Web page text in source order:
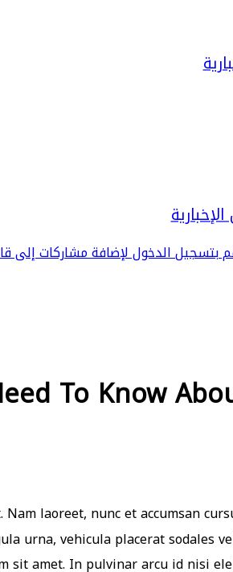
بتسجيل الدخول لإضافة مشاركات إلى
To Know
laoreet, nunc et accumsan
urna, vehicula placerat sodales
sit amet. In pulvinar arcu id nisi